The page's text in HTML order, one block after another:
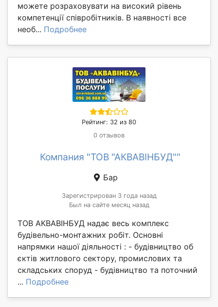
можете розраховувати на високий рівень
компетенції співробітників. В наявності все
необ... Подробнее
Рейтинг: 32 из 80
0 отзывов
Компания "ТОВ "АКВАВІНБУД""
Бар
Зарегистрирован 3 года назад
Был на сайте месяц назад
ТОВ АКВАВІНБУД надає весь комплекс
будівельно-монтажних робіт. Основні
напрямки нашої діяльності : - будівництво об
єктів житлового сектору, промислових та
складських споруд - будівництво та поточний
... Подробнее